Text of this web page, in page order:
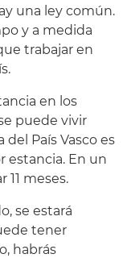
una ley común.
y a medida
trabajar en
en los
puede vivir
País Vasco es
estancia. En un
11 meses.
se estará
tener
habrás